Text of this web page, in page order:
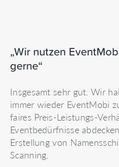
„Wir nutzen
gerne“
Insgesamt sehr gut. Wir
immer wieder EventMobi
faires Preis-Leistungs-
Eventbedürfnisse
Erstellung von
Scanning.